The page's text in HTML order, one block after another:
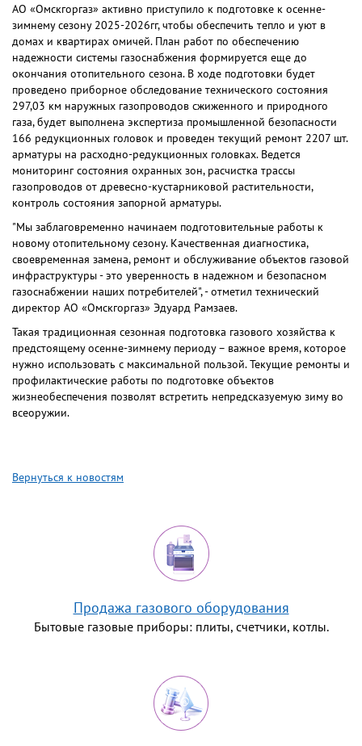
АО «Омскгоргаз» активно приступило к подготовке к осенне-
зимнему сезону 2025-2026гг, чтобы обеспечить тепло и уют в
домах и квартирах омичей. План работ по обеспечению
надежности системы газоснабжения формируется еще до
окончания отопительного сезона. В ходе подготовки будет
проведено приборное обследование технического состояния
297,03 км наружных газопроводов сжиженного и природного
газа, будет выполнена экспертиза промышленной безопасности
166 редукционных головок и проведен текущий ремонт 2207 шт.
арматуры на расходно-редукционных головках. Ведется
мониторинг состояния охранных зон, расчистка трассы
газопроводов от древесно-кустарниковой растительности,
контроль состояния запорной арматуры.
"Мы заблаговременно начинаем подготовительные работы к
новому отопительному сезону. Качественная диагностика,
своевременная замена, ремонт и обслуживание объектов газовой
инфраструктуры - это уверенность в надежном и безопасном
газоснабжении наших потребителей", - отметил технический
директор АО «Омскгоргаз» Эдуард Рамзаев.
Такая традиционная сезонная подготовка газового хозяйства к
предстоящему осенне-зимнему периоду – важное время, которое
нужно использовать с максимальной пользой. Текущие ремонты и
профилактические работы по подготовке объектов
жизнеобеспечения позволят встретить непредсказуемую зиму во
всеоружии.
Вернуться к новостям
Продажа газового оборудования
Бытовые газовые приборы: плиты, счетчики, котлы.